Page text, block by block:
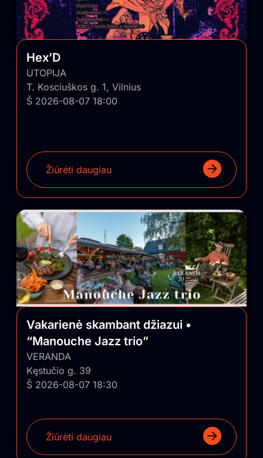
pagalba panašūs nekomerciniai projektai būtų
sugrąžinti ir įskiepyti į Lietuvos regionus.
Hex’D
UTOPIJA
T. Kosciuškos g. 1, Vilnius
Š 2026-08-07 18:00
Žiūrėti daugiau
Vakarienė skambant džiazui •
“Manouche Jazz trio”
VERANDA
Kęstučio g. 39
Š 2026-08-07 18:30
Žiūrėti daugiau